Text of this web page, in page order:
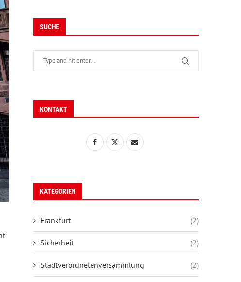
SUCHE
KONTAKT
KATEGORIEN
Frankfurt (2)
Sicherheit (2)
Stadtverordnetenversammlung (2)